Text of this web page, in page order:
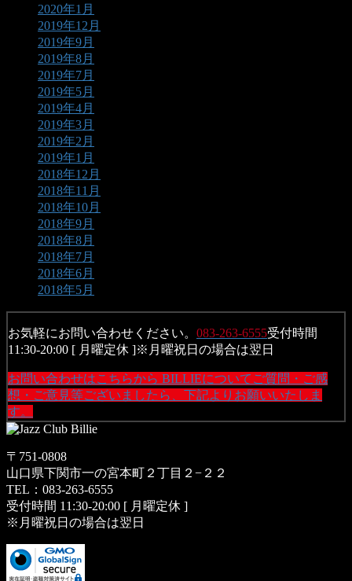
2020年1月
2019年12月
2019年9月
2019年8月
2019年7月
2019年5月
2019年4月
2019年3月
2019年2月
2019年1月
2018年12月
2018年11月
2018年10月
2018年9月
2018年8月
2018年7月
2018年6月
2018年5月
お気軽にお問い合わせください。 083-263-6555受付時間
11:30-20:00 [ 月曜定休 ]※月曜祝日の場合は翌日
お問い合わせはこちらから BILLIEについてご質問・ご感
想・ご意見等ございましたら、下記よりお願いいたしま
す。
〒751-0808
山口県下関市一の宮本町２丁目２−２２
TEL：083-263-6555
受付時間 11:30-20:00 [ 月曜定休 ]
※月曜祝日の場合は翌日